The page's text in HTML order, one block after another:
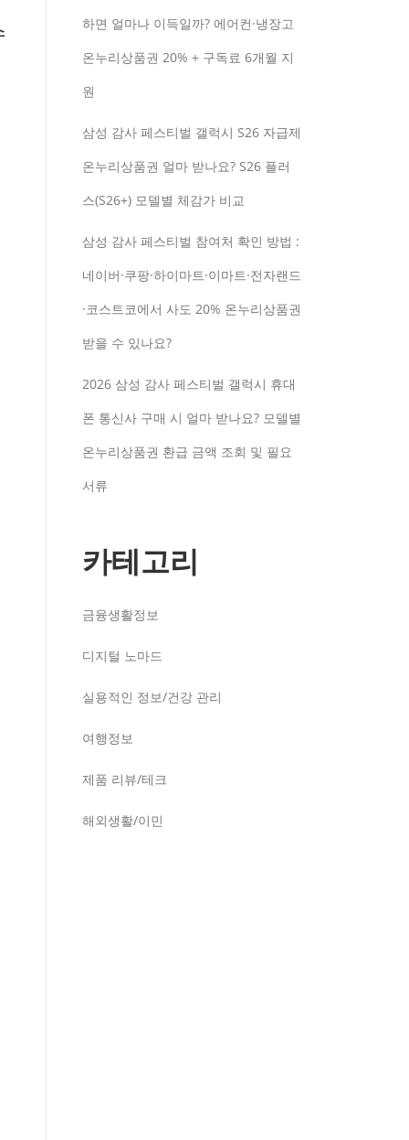
하면 얼마나 이득일까? 에어컨·냉장고
온누리상품권 20% + 구독료 6개월 지
원
삼성 감사 페스티벌 갤럭시 S26 자급제
온누리상품권 얼마 받나요? S26 플러
스(S26+) 모델별 체감가 비교
삼성 감사 페스티벌 참여처 확인 방법 :
네이버·쿠팡·하이마트·이마트·전자랜드
·코스트코에서 사도 20% 온누리상품권
받을 수 있나요?
2026 삼성 감사 페스티벌 갤럭시 휴대
폰 통신사 구매 시 얼마 받나요? 모델별
온누리상품권 환급 금액 조회 및 필요
서류
카테고리
금융생활정보
디지털 노마드
실용적인 정보/건강 관리
여행정보
제품 리뷰/테크
해외생활/이민